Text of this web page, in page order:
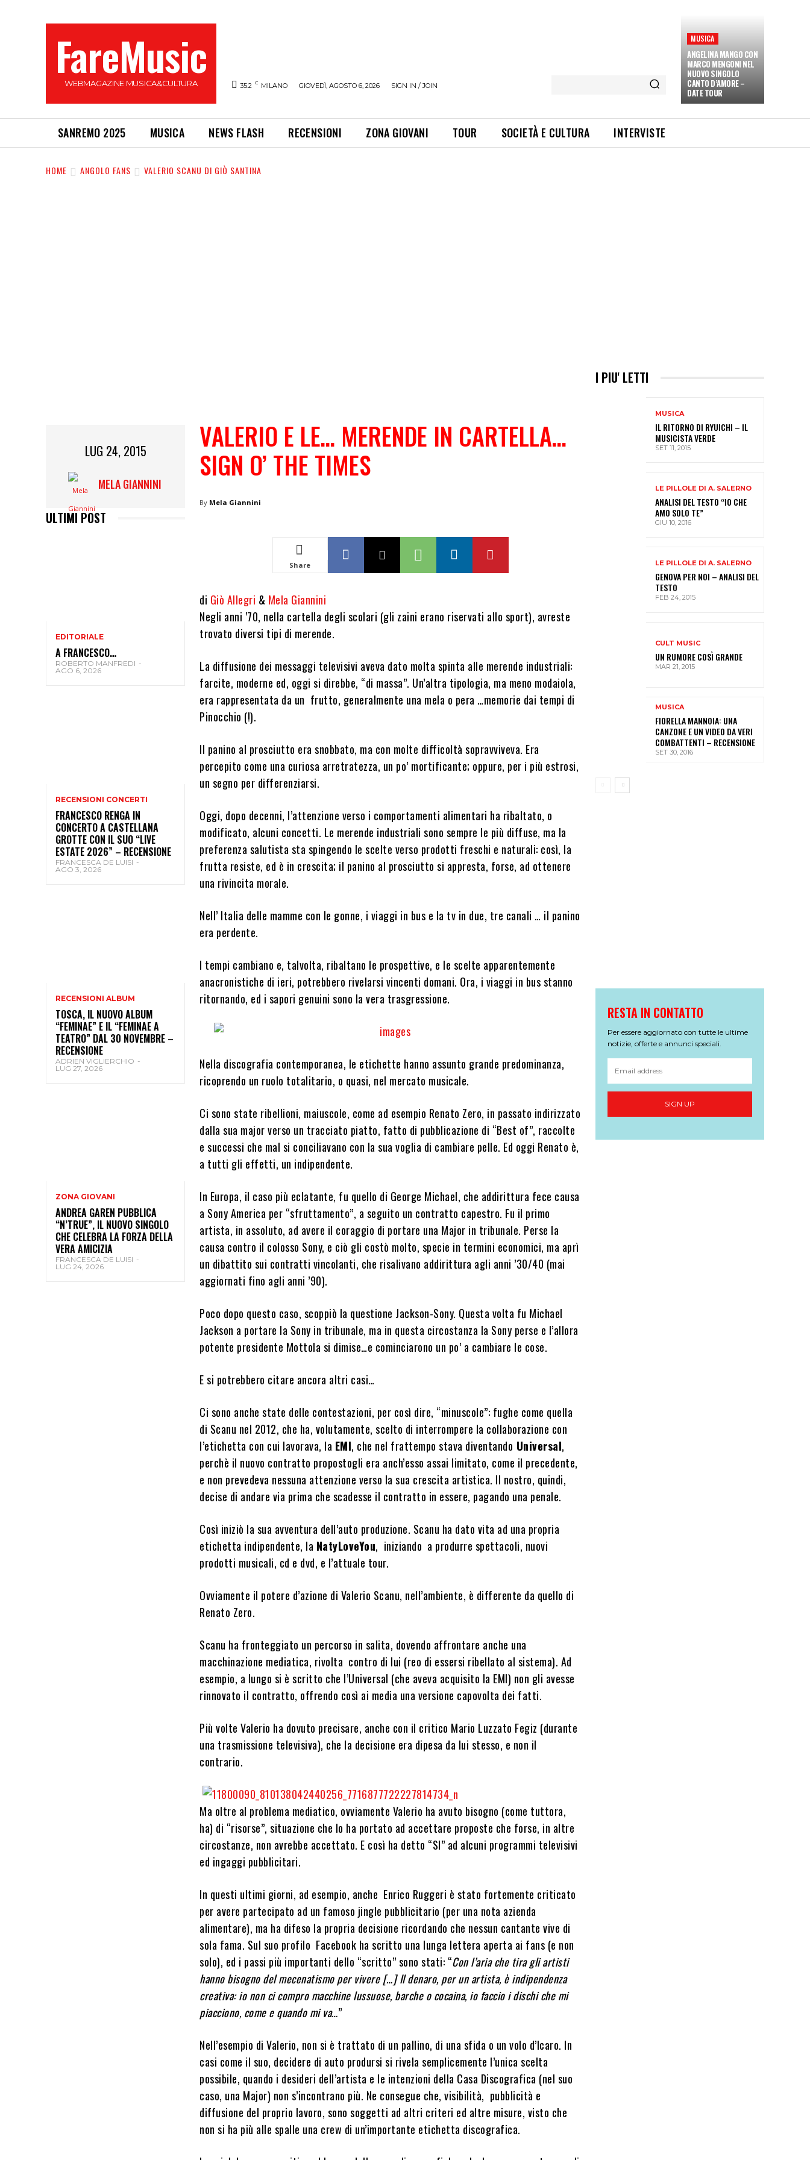
FareMusic
WEBMAGAZINE MUSICA&CULTURA 35.2 C MILANO GIOVEDÌ, AGOSTO 6, 2026 SIGN IN / JOIN
MUSICA
ANGELINA MANGO CON
MARCO MENGONI NEL
NUOVO SINGOLO
CANTO D’AMORE –
DATE TOUR
SANREMO 2025 MUSICA NEWS FLASH RECENSIONI ZONA GIOVANI TOUR SOCIETÀ E CULTURA INTERVISTE
HOME ANGOLO FANS VALERIO SCANU DI GIÒ SANTINA
LUG 24, 2015
MELA GIANNINI
ULTIMI POST
EDITORIALE
A FRANCESCO…
ROBERTO MANFREDI -
AGO 6, 2026
RECENSIONI CONCERTI
FRANCESCO RENGA IN
CONCERTO A CASTELLANA
GROTTE CON IL SUO “LIVE
ESTATE 2026” – RECENSIONE
FRANCESCA DE LUISI -
AGO 3, 2026
RECENSIONI ALBUM
TOSCA, IL NUOVO ALBUM
“FEMINAE” E IL “FEMINAE A
TEATRO” DAL 30 NOVEMBRE –
RECENSIONE
ADRIEN VIGLIERCHIO -
LUG 27, 2026
ZONA GIOVANI
ANDREA GAREN PUBBLICA
“N’TRUE”, IL NUOVO SINGOLO
CHE CELEBRA LA FORZA DELLA
VERA AMICIZIA
FRANCESCA DE LUISI -
LUG 24, 2026
VALERIO E LE… MERENDE IN CARTELLA…
SIGN O’ THE TIMES
By Mela Giannini
Share
di Giò Allegri & Mela Giannini
Negli anni ’70, nella cartella degli scolari (gli zaini erano riservati allo sport), avreste
trovato diversi tipi di merende.
La diffusione dei messaggi televisivi aveva dato molta spinta alle merende industriali:
farcite, moderne ed, oggi si direbbe, “di massa”. Un’altra tipologia, ma meno modaiola,
era rappresentata da un frutto, generalmente una mela o pera …memorie dai tempi di
Pinocchio (!).
Il panino al prosciutto era snobbato, ma con molte difficoltà sopravviveva. Era
percepito come una curiosa arretratezza, un po’ mortificante; oppure, per i più estrosi,
un segno per differenziarsi.
Oggi, dopo decenni, l’attenzione verso i comportamenti alimentari ha ribaltato, o
modificato, alcuni concetti. Le merende industriali sono sempre le più diffuse, ma la
preferenza salutista sta spingendo le scelte verso prodotti freschi e naturali: così, la
frutta resiste, ed è in crescita; il panino al prosciutto si appresta, forse, ad ottenere
una rivincita morale.
Nell’ Italia delle mamme con le gonne, i viaggi in bus e la tv in due, tre canali … il panino
era perdente.
I tempi cambiano e, talvolta, ribaltano le prospettive, e le scelte apparentemente
anacronistiche di ieri, potrebbero rivelarsi vincenti domani. Ora, i viaggi in bus stanno
ritornando, ed i sapori genuini sono la vera trasgressione.
Nella discografia contemporanea, le etichette hanno assunto grande predominanza,
ricoprendo un ruolo totalitario, o quasi, nel mercato musicale.
Ci sono state ribellioni, maiuscole, come ad esempio Renato Zero, in passato indirizzato
dalla sua major verso un tracciato piatto, fatto di pubblicazione di “Best of”, raccolte
e successi che mal si conciliavano con la sua voglia di cambiare pelle. Ed oggi Renato è,
a tutti gli effetti, un indipendente.
In Europa, il caso più eclatante, fu quello di George Michael, che addirittura fece causa
a Sony America per “sfruttamento”, a seguito un contratto capestro. Fu il primo
artista, in assoluto, ad avere il coraggio di portare una Major in tribunale. Perse la
causa contro il colosso Sony, e ciò gli costò molto, specie in termini economici, ma aprì
un dibattito sui contratti vincolanti, che risalivano addirittura agli anni ’30/40 (mai
aggiornati fino agli anni ’90).
Poco dopo questo caso, scoppiò la questione Jackson-Sony. Questa volta fu Michael
Jackson a portare la Sony in tribunale, ma in questa circostanza la Sony perse e l’allora
potente presidente Mottola si dimise…e cominciarono un po’ a cambiare le cose.
E si potrebbero citare ancora altri casi…
Ci sono anche state delle contestazioni, per così dire, “minuscole”: fughe come quella
di Scanu nel 2012, che ha, volutamente, scelto di interrompere la collaborazione con
l’etichetta con cui lavorava, la EMI, che nel frattempo stava diventando Universal,
perchè il nuovo contratto propostogli era anch’esso assai limitato, come il precedente,
e non prevedeva nessuna attenzione verso la sua crescita artistica. Il nostro, quindi,
decise di andare via prima che scadesse il contratto in essere, pagando una penale.
Così iniziò la sua avventura dell’auto produzione. Scanu ha dato vita ad una propria
etichetta indipendente, la NatyLoveYou, iniziando a produrre spettacoli, nuovi
prodotti musicali, cd e dvd, e l’attuale tour.
Ovviamente il potere d’azione di Valerio Scanu, nell’ambiente, è differente da quello di
Renato Zero.
Scanu ha fronteggiato un percorso in salita, dovendo affrontare anche una
macchinazione mediatica, rivolta contro di lui (reo di essersi ribellato al sistema). Ad
esempio, a lungo si è scritto che l’Universal (che aveva acquisito la EMI) non gli avesse
rinnovato il contratto, offrendo così ai media una versione capovolta dei fatti.
Più volte Valerio ha dovuto precisare, anche con il critico Mario Luzzato Fegiz (durante
una trasmissione televisiva), che la decisione era dipesa da lui stesso, e non il
contrario.
Ma oltre al problema mediatico, ovviamente Valerio ha avuto bisogno (come tuttora,
ha) di “risorse”, situazione che lo ha portato ad accettare proposte che forse, in altre
circostanze, non avrebbe accettato. E così ha detto “SI” ad alcuni programmi televisivi
ed ingaggi pubblicitari.
In questi ultimi giorni, ad esempio, anche Enrico Ruggeri è stato fortemente criticato
per avere partecipato ad un famoso jingle pubblicitario (per una nota azienda
alimentare), ma ha difeso la propria decisione ricordando che nessun cantante vive di
sola fama. Sul suo profilo Facebook ha scritto una lunga lettera aperta ai fans (e non
solo), ed i passi più importanti dello “scritto” sono stati: “Con l’aria che tira gli artisti
hanno bisogno del mecenatismo per vivere […] Il denaro, per un artista, è indipendenza
creativa: io non ci compro macchine lussuose, barche o cocaina, io faccio i dischi che mi
piacciono, come e quando mi va…”
Nell’esempio di Valerio, non si è trattato di un pallino, di una sfida o un volo d’Icaro. In
casi come il suo, decidere di auto prodursi si rivela semplicemente l’unica scelta
possibile, quando i desideri dell’artista e le intenzioni della Casa Discografica (nel suo
caso, una Major) non s’incontrano più. Ne consegue che, visibilità, pubblicità e
diffusione del proprio lavoro, sono soggetti ad altri criteri ed altre misure, visto che
non si ha più alle spalle una crew di un’importante etichetta discografica.
I PIU' LETTI
MUSICA
IL RITORNO DI RYUICHI – IL
MUSICISTA VERDE
SET 11, 2015
LE PILLOLE DI A. SALERNO
ANALISI DEL TESTO “IO CHE
AMO SOLO TE”
GIU 10, 2016
LE PILLOLE DI A. SALERNO
GENOVA PER NOI – ANALISI DEL
TESTO
FEB 24, 2015
CULT MUSIC
UN RUMORE COSÌ GRANDE
MAR 21, 2015
MUSICA
FIORELLA MANNOIA: UNA
CANZONE E UN VIDEO DA VERI
COMBATTENTI – RECENSIONE
SET 30, 2016
RESTA IN CONTATTO
Per essere aggiornato con tutte le ultime
notizie, offerte e annunci speciali.
SIGN UP